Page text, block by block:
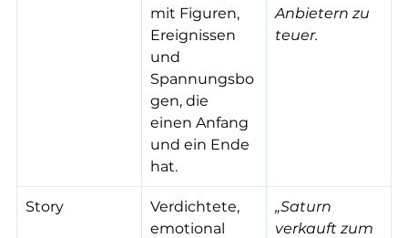
mit Figuren,
Ereignissen
und
Spannungsbo
gen, die
einen Anfang
und ein Ende
hat.
Anbietern zu
teuer.
Story
Verdichtete,
emotional
„Saturn
verkauft zum